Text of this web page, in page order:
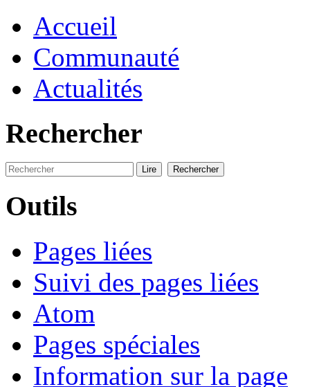
Accueil
Communauté
Actualités
Rechercher
Outils
Pages liées
Suivi des pages liées
Atom
Pages spéciales
Information sur la page